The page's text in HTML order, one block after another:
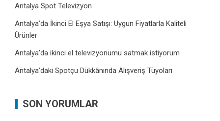
Antalya Spot Televizyon
Antalya’da İkinci El Eşya Satışı: Uygun Fiyatlarla Kaliteli
Ürünler
Antalya’da ikinci el televizyonumu satmak istiyorum
Antalya’daki Spotçu Dükkânında Alışveriş Tüyoları
SON YORUMLAR